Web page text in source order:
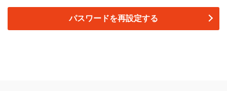
パスワードを再設定する